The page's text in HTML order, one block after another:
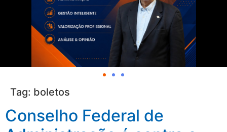
Tag: boletos
Conselho Federal de